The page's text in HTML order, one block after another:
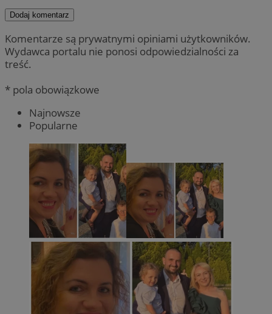
Dodaj komentarz
Komentarze są prywatnymi opiniami użytkowników.
Wydawca portalu nie ponosi odpowiedzialności za
treść.
* pola obowiązkowe
Najnowsze
Popularne